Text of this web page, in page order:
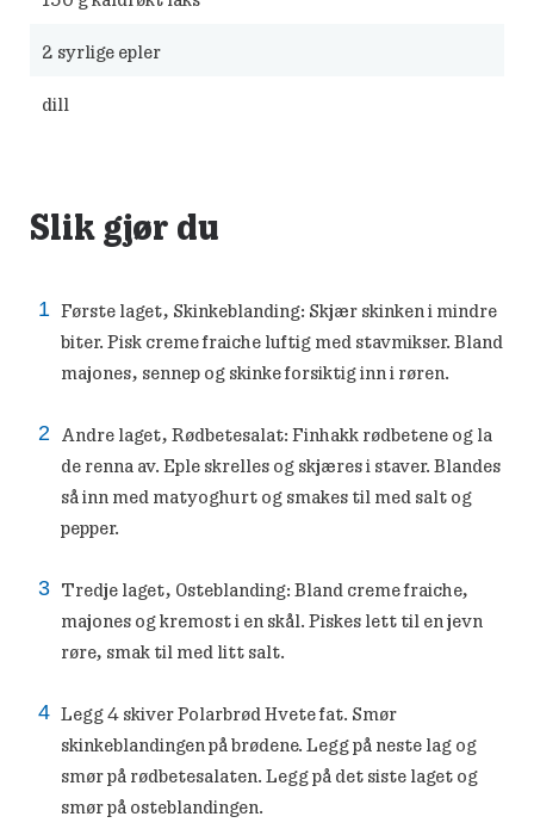
2 syrlige epler
dill
Slik gjør du
Første laget, Skinkeblanding: Skjær skinken i mindre
biter. Pisk creme fraiche luftig med stavmikser. Bland
majones, sennep og skinke forsiktig inn i røren.
Andre laget, Rødbetesalat: Finhakk rødbetene og la
de renna av. Eple skrelles og skjæres i staver. Blandes
så inn med matyoghurt og smakes til med salt og
pepper.
Tredje laget, Osteblanding: Bland creme fraiche,
majones og kremost i en skål. Piskes lett til en jevn
røre, smak til med litt salt.
Legg 4 skiver Polarbrød Hvete fat. Smør
skinkeblandingen på brødene. Legg på neste lag og
smør på rødbetesalaten. Legg på det siste laget og
smør på osteblandingen.